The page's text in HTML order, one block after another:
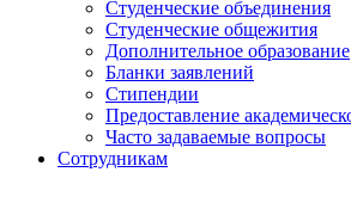
Студенческие объединения
Студенческие общежития
Дополнительное образование
Бланки заявлений
Стипендии
Предоставление
Часто задаваемые вопросы
Сотрудникам